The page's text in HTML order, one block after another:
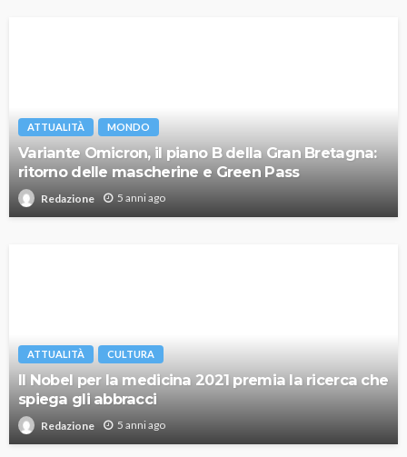
ATTUALITÀ MONDO
Variante Omicron, il piano B della Gran Bretagna:
ritorno delle mascherine e Green Pass
Redazione 5 anni ago
ATTUALITÀ CULTURA
Il Nobel per la medicina 2021 premia la ricerca che
spiega gli abbracci
Redazione 5 anni ago